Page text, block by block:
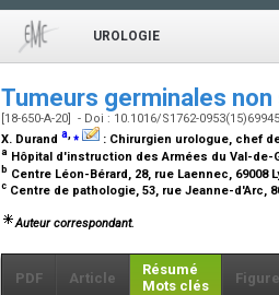
UROLOGIE
Tumeurs germinales
[18-650-A-20] - Doi : 10.1016/S1762-
X. Durand a,⁎ : Chirurgien urologue, chef
a Hôpital d'instruction des Armées du Val-de-
b Centre Léon-Bérard, 28, rue Laennec, 69008
c Centre de pathologie, 53, rue Jeanne-d'Arc,
Auteur correspondant.
PDF Article
Résumé
Mots clés